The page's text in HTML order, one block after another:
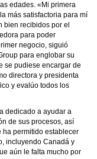
edades. «Mi primera
más satisfactoria para mí
bien recibidos por el
para poder
negocio, siguió
para englobar su
se pudiese encargar de
directora y presidenta
y evalúo todos los
dedicado a ayudar a
de sus procesos, así
ha permitido establecer
incluyendo Canadá y
aún le falta mucho por